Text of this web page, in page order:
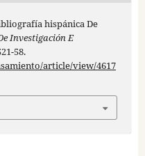
hispánica De
Investigación E
58.
article/view/4617